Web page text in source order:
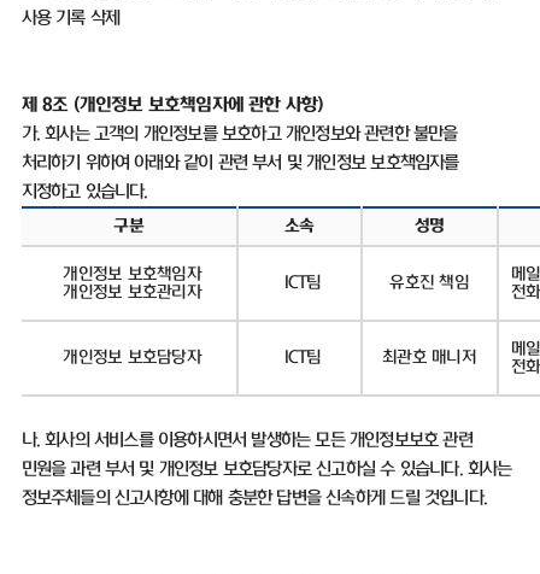
사용 기록 삭제
제 8조 (개인정보 보호책임자에 관한 사항)
가.회사는 고객의 개인정보를 보호하고 개인정보와 관련한 불만을
처리하기 위하여 아래와 같이 관련 부서 및 개인정보 보호책임자를
지정하고 있습니다.
구분 소속 성명
개인정보 보호책임자
개인정보 보호관리자
ICT팀 유호진 책임
메
전
개인정보 보호담당자 ICT팀 최관호 매니저
메일
전
나.회사의 서비스를 이용하시면서 발생하는 모든 개인정보보호 관련
민원을 과련 부서 및 개인정보 보호담당자로 신고하실 수 있습니다. 회사는
정보주체들의 신고사항에 대해 충분한 답변을 신속하게 드릴 것입니다.